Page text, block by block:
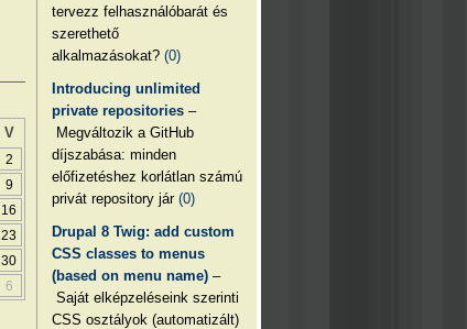
tervezz felhasználóbarát és
szerethető
alkalmazásokat?(0)
Introducing unlimited
private repositories –
Megváltozik a GitHub
díjszabása: minden
előfizetéshez korlátlan számú
privát repository jár(0)
Drupal 8 Twig: add custom
CSS classes to menus
(based on menu name) –
Saját elképzeléseink szerinti
CSS osztályok (automatizált)
V
2
9
16
23
30
6